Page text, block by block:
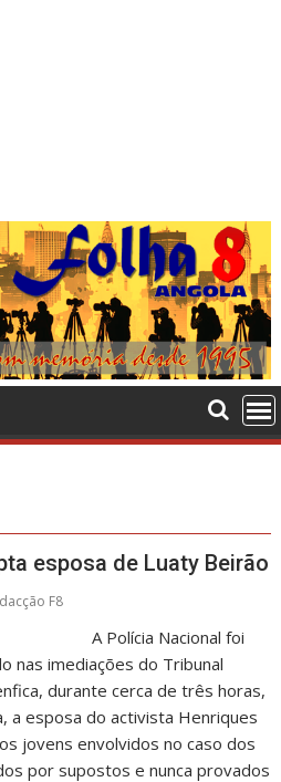
esposa de Luaty Beirão
F8
A Polícia Nacional foi
nas imediações do Tribunal
durante cerca de três horas,
a esposa do activista Henriques
jovens envolvidos no caso dos
por supostos e nunca provados